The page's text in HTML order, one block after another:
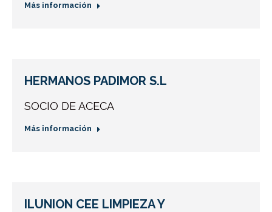
Más información
HERMANOS PADIMOR S.L
SOCIO DE ACECA
Más información
ILUNION CEE LIMPIEZA Y